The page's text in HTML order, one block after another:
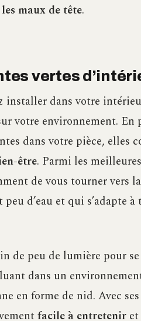
maux de tête.
vertes
dans votre
votre environnement. En
dans votre pièce, elles
être. Parmi les
de vous tourner vers la
d’eau et qui s’adapte à
de peu de lumière pour
dans un
en forme de nid. Avec
facile à entretenir